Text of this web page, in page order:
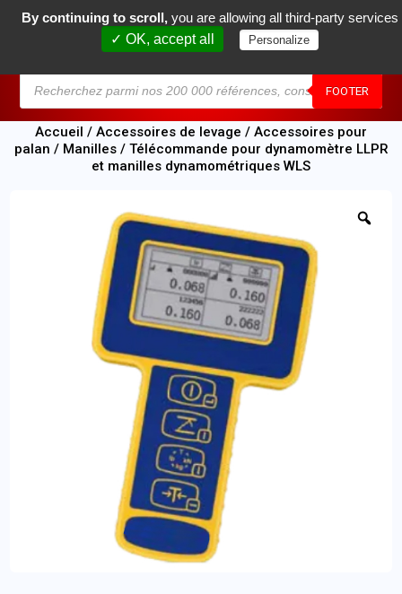
FOOTER
0
Accueil / Accessoires de levage / Accessoires pour
palan / Manilles/ Télécommande pour dynamomètre LLPR
et manilles dynamométriques WLS
By continuing to scroll, you are allowing all third-party services
✓ OK, accept all
Personalize